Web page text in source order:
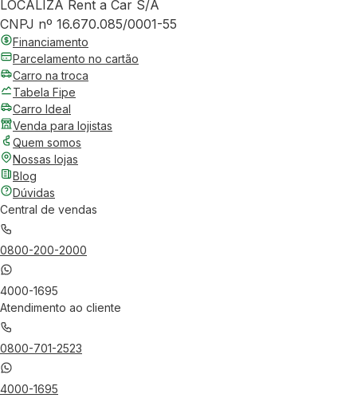
LOCALIZA Rent a Car S/A
CNPJ nº 16.670.085/0001-55
Financiamento
Parcelamento no cartão
Carro na troca
Tabela Fipe
Carro Ideal
Venda para lojistas
Quem somos
Nossas lojas
Blog
Dúvidas
Central de vendas
0800-200-2000
4000-1695
Atendimento ao cliente
0800-701-2523
4000-1695